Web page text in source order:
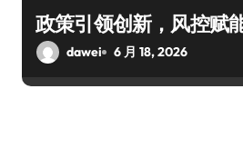
政策引领创新，风控赋
dawei 6 月 18, 2026